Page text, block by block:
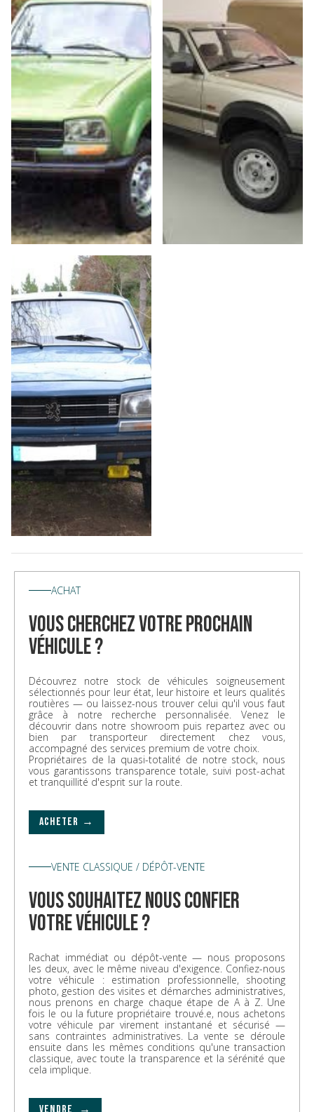
ACHAT
vous cherchez votre prochain
véhicule ?
Découvrez notre stock de véhicules soigneusement
sélectionnés pour leur état, leur histoire et leurs qualités
routières — ou laissez-nous trouver celui qu'il vous faut
grâce à notre recherche personnalisée. Venez le
découvrir dans notre showroom puis repartez avec ou
bien par transporteur directement chez vous,
accompagné des services premium de votre choix.
Propriétaires de la quasi-totalité de notre stock, nous
vous garantissons transparence totale, suivi post-achat
et tranquillité d'esprit sur la route.
ACHETER →
VENTE CLASSIQUE / DÉPÔT-VENTE
vous souhaitez nous confier
votre véhicule ?
Rachat immédiat ou dépôt-vente — nous proposons
les deux, avec le même niveau d'exigence. Confiez-nous
votre véhicule : estimation professionnelle, shooting
photo, gestion des visites et démarches administratives,
nous prenons en charge chaque étape de A à Z. Une
fois le ou la future propriétaire trouvé.e, nous achetons
votre véhicule par virement instantané et sécurisé —
sans contraintes administratives. La vente se déroule
ensuite dans les mêmes conditions qu'une transaction
classique, avec toute la transparence et la sérénité que
cela implique.